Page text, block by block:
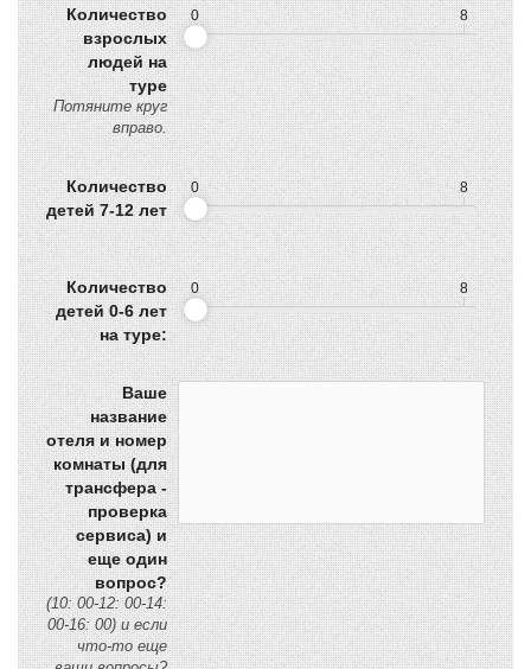
Количество
взрослых
людей на
туре
Потяните круг
вправо.
0 8
Количество
детей 7-12 лет
0 8
Количество
детей 0-6 лет
на туре:
0 8
Ваше
название
отеля и номер
комнаты (для
трансфера -
проверка
сервиса) и
еще один
вопрос?
(10: 00-12: 00-14:
00-16: 00) и если
что-то еще